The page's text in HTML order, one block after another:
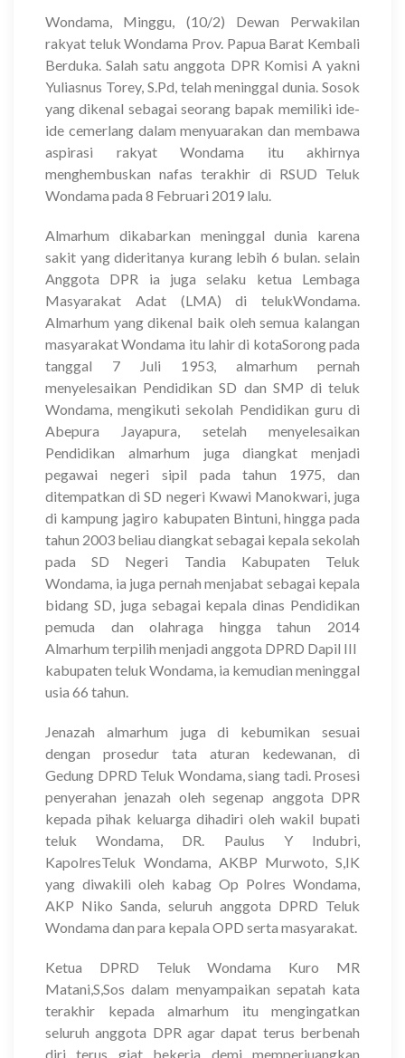
Wondama, Minggu, (10/2) Dewan Perwakilan
rakyat teluk Wondama Prov. Papua Barat Kembali
Berduka. Salah satu anggota DPR Komisi A yakni
Yuliasnus Torey, S.Pd, telah meninggal dunia. Sosok
yang dikenal sebagai seorang bapak memiliki ide-
ide cemerlang dalam menyuarakan dan membawa
aspirasi rakyat Wondama itu akhirnya
menghembuskan nafas terakhir di RSUD Teluk
Wondama pada 8 Februari 2019 lalu.
Almarhum dikabarkan meninggal dunia karena
sakit yang dideritanya kurang lebih 6 bulan. selain
Anggota DPR ia juga selaku ketua Lembaga
Masyarakat Adat (LMA) di telukWondama.
Almarhum yang dikenal baik oleh semua kalangan
masyarakat Wondama itu lahir di kotaSorong pada
tanggal 7 Juli 1953, almarhum pernah
menyelesaikan Pendidikan SD dan SMP di teluk
Wondama, mengikuti sekolah Pendidikan guru di
Abepura Jayapura, setelah menyelesaikan
Pendidikan almarhum juga diangkat menjadi
pegawai negeri sipil pada tahun 1975, dan
ditempatkan di SD negeri Kwawi Manokwari, juga
di kampung jagiro kabupaten Bintuni, hingga pada
tahun 2003 beliau diangkat sebagai kepala sekolah
pada SD Negeri Tandia Kabupaten Teluk
Wondama, ia juga pernah menjabat sebagai kepala
bidang SD, juga sebagai kepala dinas Pendidikan
pemuda dan olahraga hingga tahun 2014
Almarhum terpilih menjadi anggota DPRD Dapil III
kabupaten teluk Wondama, ia kemudian meninggal
usia 66 tahun.
Jenazah almarhum juga di kebumikan sesuai
dengan prosedur tata aturan kedewanan, di
Gedung DPRD Teluk Wondama, siang tadi. Prosesi
penyerahan jenazah oleh segenap anggota DPR
kepada pihak keluarga dihadiri oleh wakil bupati
teluk Wondama, DR. Paulus Y Indubri,
KapolresTeluk Wondama, AKBP Murwoto, S,IK
yang diwakili oleh kabag Op Polres Wondama,
AKP Niko Sanda, seluruh anggota DPRD Teluk
Wondama dan para kepala OPD serta masyarakat.
Ketua DPRD Teluk Wondama Kuro MR
Matani,S,Sos dalam menyampaikan sepatah kata
terakhir kepada almarhum itu mengingatkan
seluruh anggota DPR agar dapat terus berbenah
diri terus giat bekerja demi memperjuangkan